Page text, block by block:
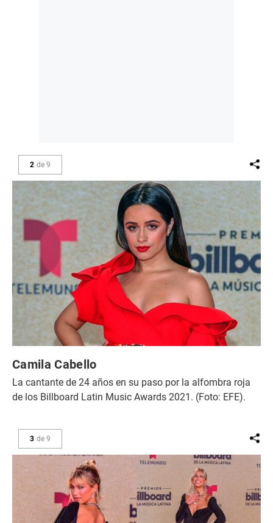
2 de 9
Camila Cabello
La cantante de 24 años en su paso por la alfombra roja
de los Billboard Latin Music Awards 2021. (Foto: EFE).
3 de 9